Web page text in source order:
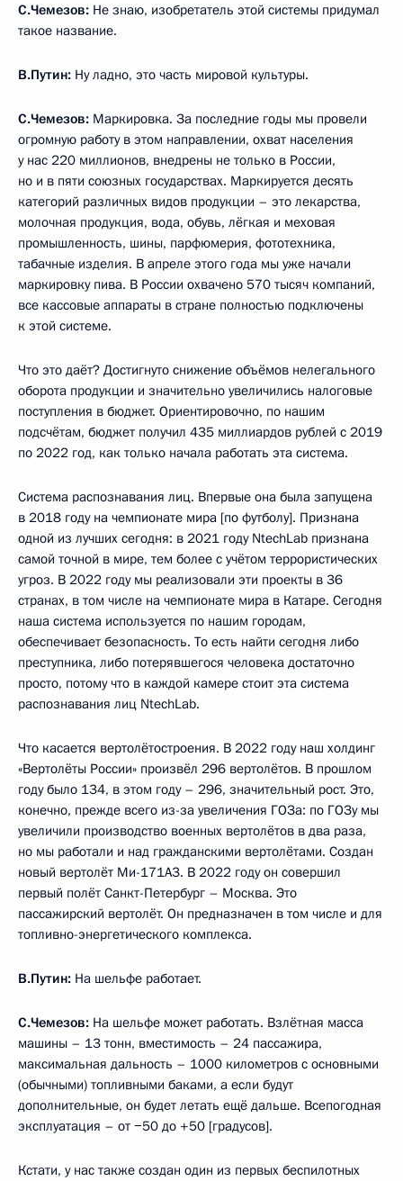
С.Чемезов: Не знаю, изобретатель этой системы придумал
такое название.
В.Путин: Ну ладно, это часть мировой культуры.
С.Чемезов: Маркировка. За последние годы мы провели
огромную работу в этом направлении, охват населения
у нас 220 миллионов, внедрены не только в России,
но и в пяти союзных государствах. Маркируется десять
категорий различных видов продукции – это лекарства,
молочная продукция, вода, обувь, лёгкая и меховая
промышленность, шины, парфюмерия, фототехника,
табачные изделия. В апреле этого года мы уже начали
маркировку пива. В России охвачено 570 тысяч компаний,
все кассовые аппараты в стране полностью подключены
к этой системе.
Что это даёт? Достигнуто снижение объёмов нелегального
оборота продукции и значительно увеличились налоговые
поступления в бюджет. Ориентировочно, по нашим
подсчётам, бюджет получил 435 миллиардов рублей с 2019
по 2022 год, как только начала работать эта система.
Система распознавания лиц. Впервые она была запущена
в 2018 году на чемпионате мира [по футболу]. Признана
одной из лучших сегодня: в 2021 году NtechLab признана
самой точной в мире, тем более с учётом террористических
угроз. В 2022 году мы реализовали эти проекты в 36
странах, в том числе на чемпионате мира в Катаре. Сегодня
наша система используется по нашим городам,
обеспечивает безопасность. То есть найти сегодня либо
преступника, либо потерявшегося человека достаточно
просто, потому что в каждой камере стоит эта система
распознавания лиц NtechLab.
Что касается вертолётостроения. В 2022 году наш холдинг
«Вертолёты России» произвёл 296 вертолётов. В прошлом
году было 134, в этом году – 296, значительный рост. Это,
конечно, прежде всего из-за увеличения ГОЗа: по ГОЗу мы
увеличили производство военных вертолётов в два раза,
но мы работали и над гражданскими вертолётами. Создан
новый вертолёт Ми-171А3. В 2022 году он совершил
первый полёт Санкт-Петербург – Москва. Это
пассажирский вертолёт. Он предназначен в том числе и для
топливно-энергетического комплекса.
В.Путин: На шельфе работает.
С.Чемезов: На шельфе может работать. Взлётная масса
машины – 13 тонн, вместимость – 24 пассажира,
максимальная дальность – 1000 километров с основными
(обычными) топливными баками, а если будут
дополнительные, он будет летать ещё дальше. Всепогодная
эксплуатация – от −50 до +50 [градусов].
Кстати, у нас также создан один из первых беспилотных